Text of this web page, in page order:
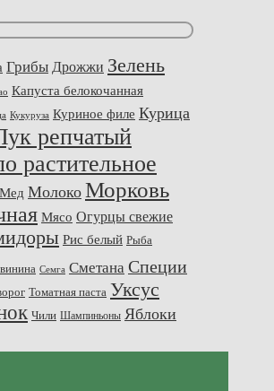
Грибы Дрожжи Зелень
Капуста белокочанная
Кукуруза Куриное филе Курица
репчатый
растительное
Мед Молоко Морковь
Мясо Огурцы свежие
Рис белый Рыба
Семга Сметана Специи
Томатная паста Уксус
Чили Шампиньоны Яблоки